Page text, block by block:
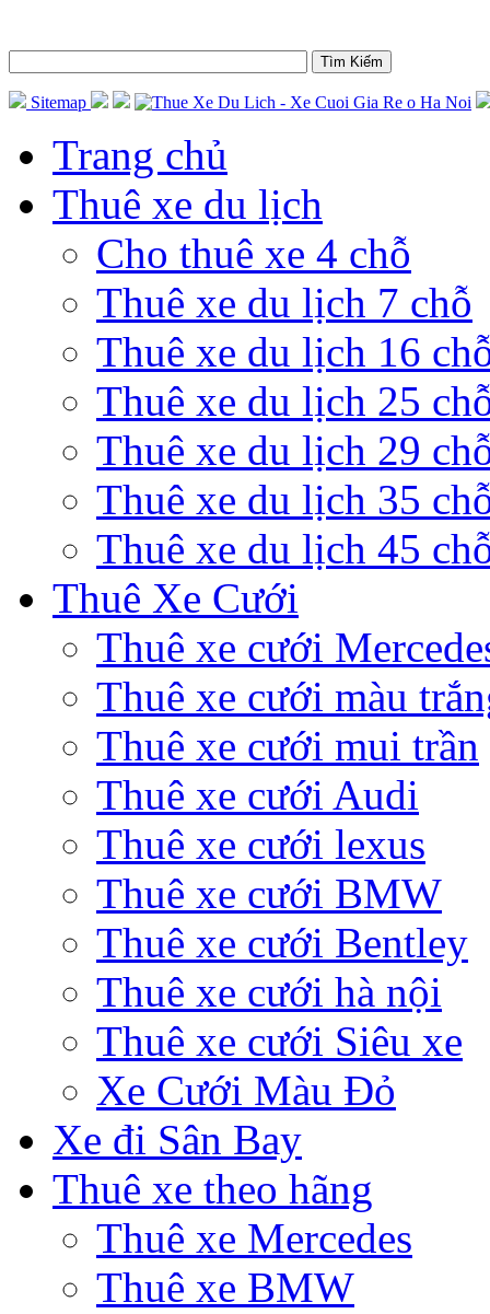
Sitemap
Trang chủ
Thuê xe du lịch
Cho thuê xe 4 chỗ
Thuê xe du lịch 7 chỗ
Thuê xe du lịch 16
Thuê xe du lịch 25
Thuê xe du lịch 29
Thuê xe du lịch 35
Thuê xe du lịch 45
Thuê Xe Cưới
Thuê xe cưới
Thuê xe cưới màu
Thuê xe cưới mui trần
Thuê xe cưới Audi
Thuê xe cưới lexus
Thuê xe cưới BMW
Thuê xe cưới Bentley
Thuê xe cưới hà nội
Thuê xe cưới Siêu xe
Xe Cưới Màu Đỏ
Xe đi Sân Bay
Thuê xe theo hãng
Thuê xe Mercedes
Thuê xe BMW